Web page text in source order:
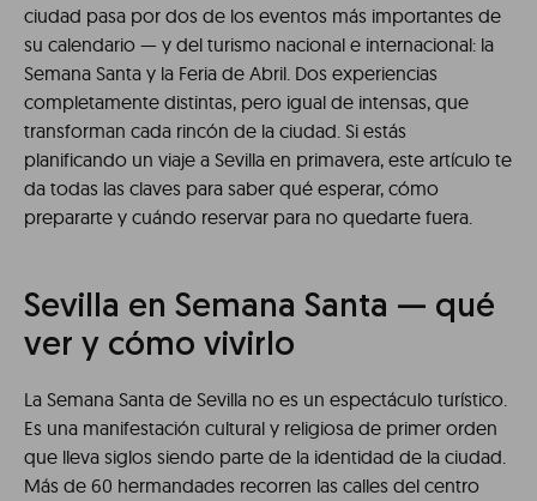
ciudad pasa por dos de los eventos más importantes de
su calendario — y del turismo nacional e internacional: la
Semana Santa y la Feria de Abril. Dos experiencias
completamente distintas, pero igual de intensas, que
transforman cada rincón de la ciudad. Si estás
planificando un viaje a Sevilla en primavera, este artículo te
da todas las claves para saber qué esperar, cómo
prepararte y cuándo reservar para no quedarte fuera.
Sevilla en Semana Santa — qué
ver y cómo vivirlo
La Semana Santa de Sevilla no es un espectáculo turístico.
Es una manifestación cultural y religiosa de primer orden
que lleva siglos siendo parte de la identidad de la ciudad.
Más de 60 hermandades recorren las calles del centro